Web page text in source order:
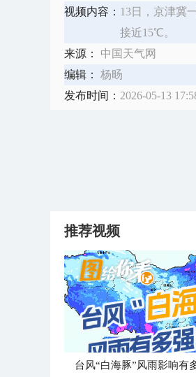
视频内容： 13日，京津冀
接近15℃。
来源：
中国天气网
编辑：
杨旸
发布时间： 2026-05-13
推荐视频
台风“白海豚”风雨影响有